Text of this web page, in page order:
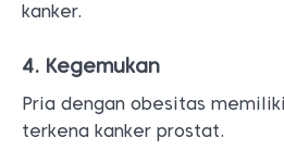
kanker.
4. Kegemukan
Pria dengan obesitas
terkena kanker prostat.